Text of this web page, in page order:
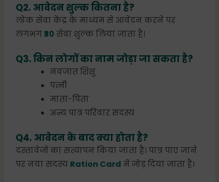
Q2. आवेदन शुल्क कितना है?
लोक सेवा केंद्र के माध्यम से आवेदन करने पर
लगभग₹30 सेवा शुल्क लिया जाता है।
Q3. किन लोगों का नाम जोड़ा जा सकता है?
नवजात शिशु
पत्नी
माता-पिता
अन्य पात्र परिवार सदस्य
Q4. आवेदन के बाद क्या होता है?
दस्तावेजों का सत्यापन किया जाता है। पात्र पाए जाने
पर नया सदस्य Ration Card में जोड़ दिया जाता है।